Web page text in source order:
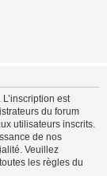
est
du forum
utilisateurs inscrits.
de nos
Veuillez
les règles du